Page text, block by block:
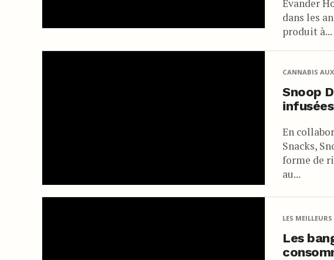
Evander
dans les
produit à...
CANNABIS
Snoop
En
Snacks,
forme de
au...
LES
Les